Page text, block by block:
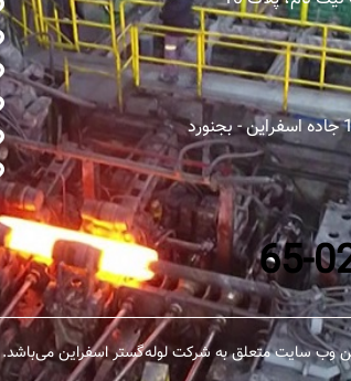
وب سایت متعلق به شرکت لوله‌گستر اسفراین می‌باشد.